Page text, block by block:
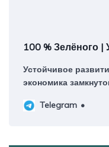
100 % Зелёного |
Устойчивое
экономика
ИНФРАГРИН
Telegram